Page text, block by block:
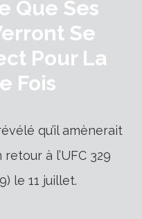
Que Ses
Se
Pour La
Fois
qu’il amènerait
à l’UFC 329
le 11 juillet.